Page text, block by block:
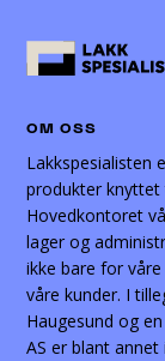
OM OSS
Lakkspesialisten
produkter knyttet
Hovedkontoret
lager og
ikke bare for
våre kunder. I
Haugesund og
AS er blant annet